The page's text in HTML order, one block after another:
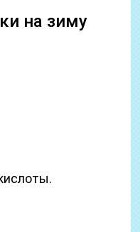
на зиму